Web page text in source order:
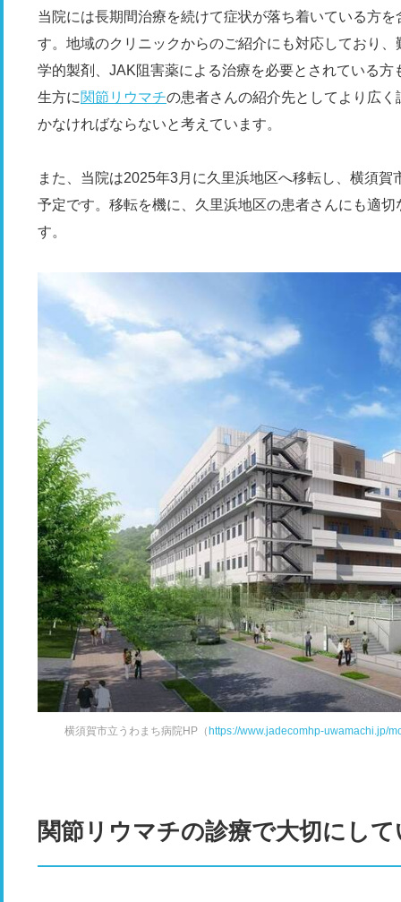
当院には長期間治療を続けて症状が落ち着いている方
す。地域のクリニックからのご紹介にも対応しており
学的製剤、JAK阻害薬による治療を必要とされている
生方に関節リウマチの患者さんの紹介先としてより広
かなければならないと考えています。
また、当院は2025年3月に久里浜地区へ移転し、横須
予定です。移転を機に、久里浜地区の患者さんにも適
す。
横須賀市立うわまち病院HP（https://www.jadecomhp-uwamachi.jp/
関節リウマチの診療で大切にし